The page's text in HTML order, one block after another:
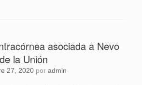
asociada a Nevo
la Unión
27, 2020 por admin